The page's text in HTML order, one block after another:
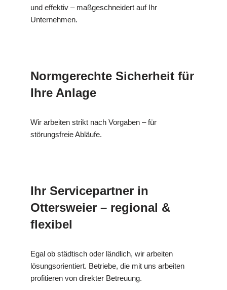
und effektiv – maßgeschneidert auf Ihr
Unternehmen.
Normgerechte Sicherheit für
Ihre Anlage
Wir arbeiten strikt nach Vorgaben – für
störungsfreie Abläufe.
Ihr Servicepartner in
Ottersweier – regional &
flexibel
Egal ob städtisch oder ländlich, wir arbeiten
lösungsorientiert. Betriebe, die mit uns arbeiten
profitieren von direkter Betreuung.